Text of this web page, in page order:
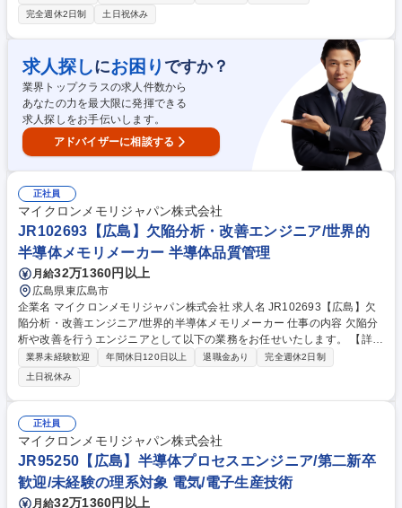
ご経験に合わせて以下のような業務をお任せ致します。 【詳細】■装置エ
ンジニア：半導体製造装置の構造・動作の理解を深め、装置の改良や生産
性向上に貢献いただきます。関連部門と協力体制を構築いただき、自身の
担当領域の生産性最大化とサイクルタイム短縮に取り組んでいただき、安
定した品質を維持するための装置状態管理を行います。 ■製品技術エンジ
ニア：製品プロセスの構築・改善を担当。不良・スペック外発生の原因分
析、プロセス改善を行います。 募集職種 □JR95250【広島/生産技術】業
界未経験可/第二新卒歓迎/世界的半導体メーカー
完全週休2日制
土日祝休み
求人探しにお困り ですか？
業界トップクラスの求人件数から
あなたの力を最大限に発揮できる
求人探しをお手伝いします。
アドバイザーに相談する
正社員
マイクロンメモリジャパン株式会社
JR102693【広島】欠陥分析・改善エンジニア/世界的
半導体メモリメーカー 半導体品質管理
月給32万1360円以上
広島県東広島市
企業名 マイクロンメモリジャパン株式会社 求人名 JR102693【広島】欠
陥分析・改善エンジニア/世界的半導体メモリメーカー 仕事の内容 欠陥分
析や改善を行うエンジニアとして以下の業務をお任せいたします。 【詳
細】 ■製造工程で発生する不良や異常を分析し、改善策を検討・実施 ■デ
ータを活用して「問題の原因」を特定し、対策を提案 ■製造現場と連携
し、異常発生時の迅速な対応と再発防止策の実施 ■定期的な報告書の作成
（不良の傾向や改善結果など） ■グローバル拠点との情報共有、ベストプ
ラクティスの展開 募集職種 JR102693【広島】欠陥分析・改善エンジニ
ア/世界的半導体メモリメーカー
業界未経験歓迎 年間休日120日以上 退職金あり
完全週休2日制
土日祝休み
正社員
マイクロンメモリジャパン株式会社
JR95250【広島】半導体プロセスエンジニア/第二新卒
歓迎/未経験の理系対象 電気/電子生産技術
月給32万1360円以上